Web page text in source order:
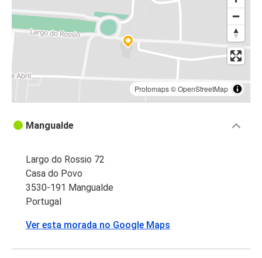
Protomaps©OpenStreetMap
Mangualde
Largo do Rossio 72
Casa do Povo
3530-191 Mangualde
Portugal
Ver esta morada no Google Maps